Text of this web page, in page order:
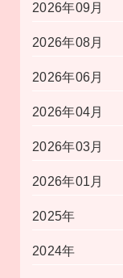
2026年09月
2026年08月
2026年06月
2026年04月
2026年03月
2026年01月
2025年
2024年